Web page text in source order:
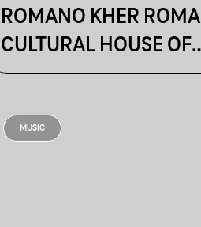
ROMANO KHER ROMA
CULTURAL HOUSE OF
BUDAPEST
MUSIC